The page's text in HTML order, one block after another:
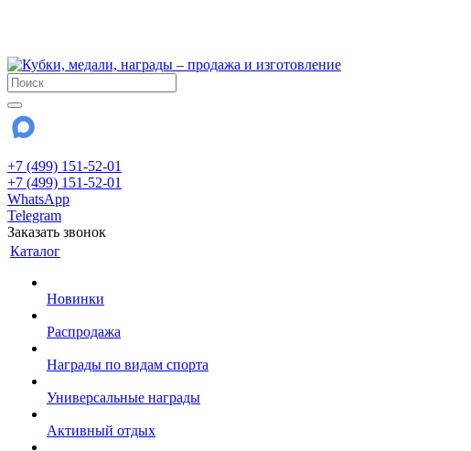
+7 (499) 151-52-01
+7 (499) 151-52-01
WhatsApp
Telegram
Заказать звонок
Каталог
Новинки
Распродажа
Награды по видам спорта
Универсальные награды
Активный отдых